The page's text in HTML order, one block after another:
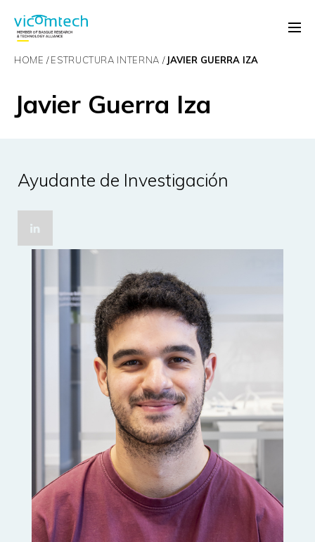
HOME ESTRUCTURA INTERNA JAVIER GUERRA IZA
Javier Guerra Iza
Ayudante de Investigación